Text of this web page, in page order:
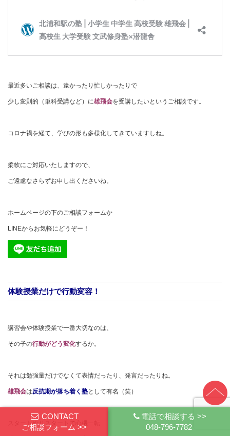
CONTACT
ご相談フォーム >>
電話で相談する >>
048-796-7782
最近多いご相談は、遠かったり忙しかったりで
少し変則的（単科受講など）に雄飛会を受講したいというご相談です。
コロナ禍を経て、学びの形も多様化してきていますしね。
柔軟にご対応いたしますので、
ご遠慮なさらずお申し出くださいね。
ホームページの下のご相談フォームか
LINEからお気軽にどうぞー！
体験授業だけで行動変容！
講習会や体験授業で一番大切なのは、
その子の行動がどう変化するか。
それは勉強量だけでなくて表情だったり、発言だったりね。
雄飛会は反抗期が落ち着く塾として有名（笑）
スタートやリスタートで心機一転